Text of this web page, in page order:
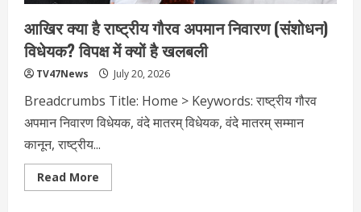
आखिर क्या है राष्ट्रीय गौरव अपमान निवारण (संशोधन)
विधेयक? विपक्ष में क्यों है खलबली
TV47News July 20, 2026
Breadcrumbs Title: Home > Keywords: राष्ट्रीय गौरव
अपमान निवारण विधेयक, वंदे मातरम् विधेयक, वंदे मातरम् सम्मान
कानून, राष्ट्रीय...
Read More
more